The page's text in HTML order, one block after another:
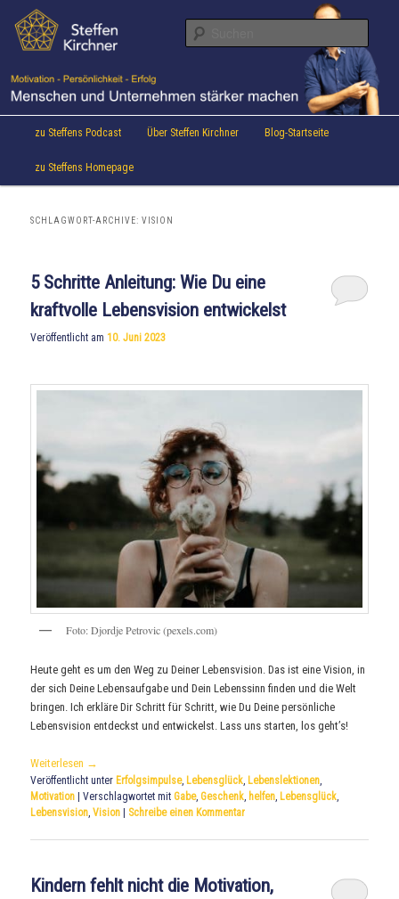
Inhalt
wechseln
sekundären
Inhalt
Steffen Kirchner Blog
Aktuelles von Speaker & Motivationstrainer Steffen Kirchner
Hauptmenü
zu Steffens Podcast Über Steffen Kirchner Blog-Startseite
zu Steffens Homepage
SCHLAGWORT-ARCHIVE:VISION
5 Schritte Anleitung: Wie Du eine
kraftvolle Lebensvision entwickelst
Veröffentlicht am10. Juni 2023
Foto: Djordje Petrovic (pexels.com)
Heute geht es um den Weg zu Deiner Lebensvision. Das ist eine Vision, in
der sich Deine Lebensaufgabe und Dein Lebenssinn finden und die Welt
bringen. Ich erkläre Dir Schritt für Schritt, wie Du Deine persönliche
Lebensvision entdeckst und entwickelst. Lass uns starten, los geht’s!
Weiterlesen →
Veröffentlicht unter Erfolgsimpulse, Lebensglück, Lebenslektionen,
Motivation
|Verschlagwortet mit Gabe,Geschenk, helfen, Lebensglück,
Lebensvision,Vision Schreibe einen Kommentar
Kindern fehlt nicht die Motivation,